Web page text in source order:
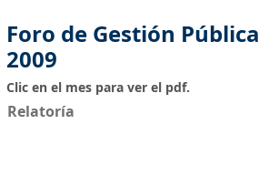
Foro de Gestión Pública
2009
Clic en el mes para ver el pdf.
Relatoría